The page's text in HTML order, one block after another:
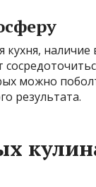
кухня,
можно
результата.